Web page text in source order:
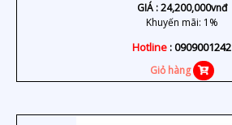
GIÁ :24,200,000vnđ
Khuyến mãi: 1%
Hotline: 0909001242
Giỏ hàng